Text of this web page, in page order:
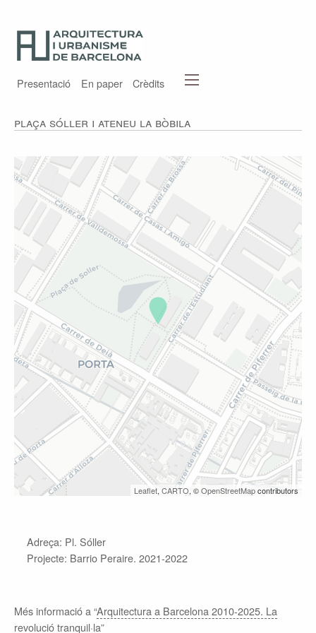
Presentació En paper Crèdits
Plaça Sóller i Ateneu La Bòbila
Leaflet, CARTO, ©OpenStreetMapcontributors
Adreça: Pl. Sóller
Projecte: Barrio Peraire. 2021-2022
Més informació a “Arquitectura a Barcelona 2010-2025. La
revolució tranquil·la”